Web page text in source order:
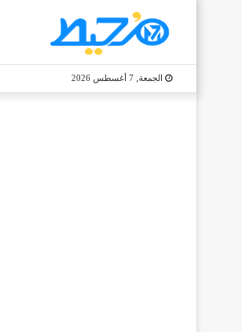
الجمعة, 7 أغسطس 2026